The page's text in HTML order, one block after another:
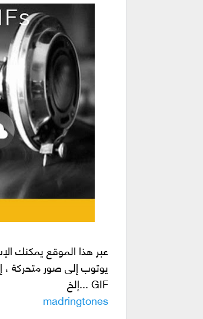
عبر هذا الموقع يمكنك
يوتوب إلى صور متحركة ،
GIF ...إلخ
madringtones